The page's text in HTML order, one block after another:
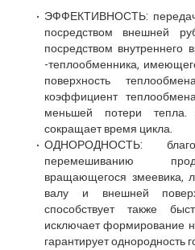
ЭФФЕКТИВНОСТЬ:
посредством внешней
посредством внутреннего
-теплообменника,
поверхность
коэффициент
меньшей потери тепла.
сокращает время цикла.
ОДНОРОДНОСТЬ:
перемешиванию
вращающегося змеевика,
валу и внешней
способствует также
исключает формирование
гарантирует однородность